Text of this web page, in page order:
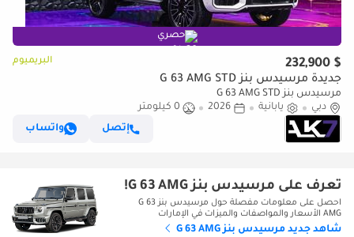
حصري
$ 232,900 البريميوم
جديدة مرسيدس بنز G 63 AMG STD
مرسيدس بنز G 63 AMG STD
دبي
يابانية 2026
0 كيلومتر
إتصل
واتساب
تعرف على مرسيدس بنز G 63 AMG!
احصل على معلومات مفصلة حول مرسيدس بنز G 63
AMG الأسعار والمواصفات والميزات في الإمارات
شاهد جديد مرسيدس بنز G 63 AMG